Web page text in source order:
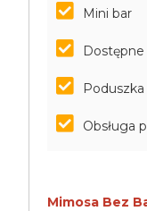
Mini bar
Obsługa
Mimosa Bez